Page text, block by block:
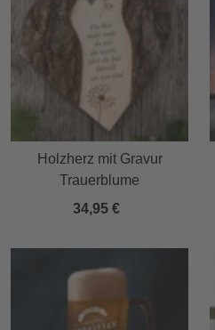
Holzherz mit Gravur
Trauerblume
34,95 €